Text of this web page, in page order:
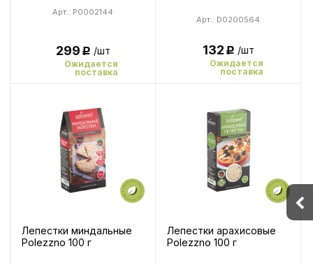
Арт.: P0002144
299Р /шт
Ожидается
поставка
Арт.: D0200564
132Р /шт
Ожидается
поставка
Лепестки миндальные
Polezzno 100 г
Лепестки арахисовые
Polezzno 100 г